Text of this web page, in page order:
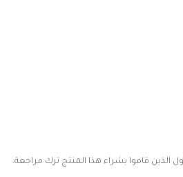
قاموا بشراء هذا المنتج ترك مراجعة.